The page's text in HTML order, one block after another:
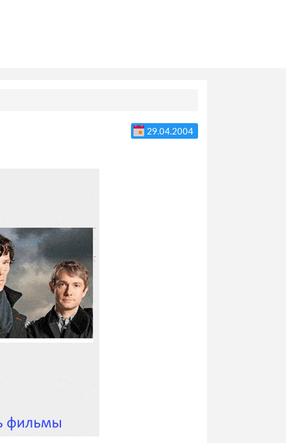
29.04.2004